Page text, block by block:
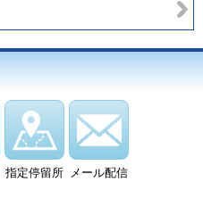
指定停留所 メール配信